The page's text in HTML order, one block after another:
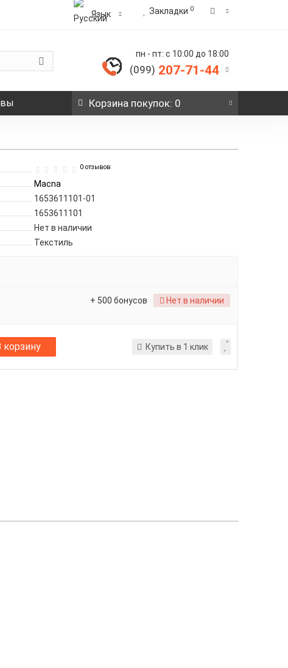
Язык Закладки 0
пн - пт: с 10:00 до 18:00
(099) 207-71-44
Корзина покупок: 0
0 отзывов
Macna
1653611101-01
1653611101
Нет в наличии
Текстиль
+ 500 бонусов Нет в наличии
корзину Купить в 1 клик